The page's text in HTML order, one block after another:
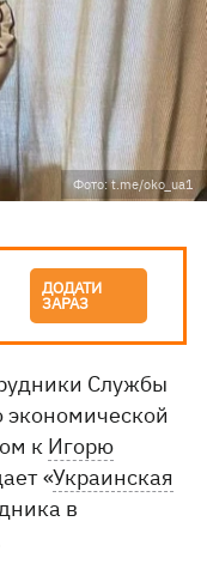
Фото: t.me/oko_ua1
ДОДАТИ
ЗАРАЗ
Службы
экономической
к Игорю
«Украинская
в